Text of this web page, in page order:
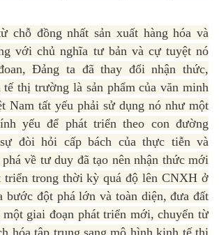
chỗ đồng nhất sản xuất hàng hóa và
với chủ nghĩa tư bản và cự tuyệt nó
Đảng ta đã thay đổi nhận thức,
thị trường là sản phẩm của văn minh
Nam tất yếu phải sử dụng nó như một
yếu để phát triển theo con đường
đòi hỏi cấp bách của thực tiễn và
về tư duy đã tạo nên nhận thức mới
triển trong thời kỳ quá độ lên CNXH ở
bước đột phá lớn và toàn diện, đưa đất
giai đoạn phát triển mới, chuyển từ